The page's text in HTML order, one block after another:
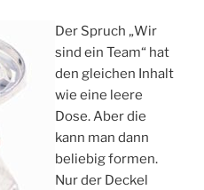
Der Spruch „Wir
sind ein Team“ hat
den gleichen Inhalt
wie eine leere
Dose. Aber die
kann man dann
beliebig formen.
Nur der Deckel